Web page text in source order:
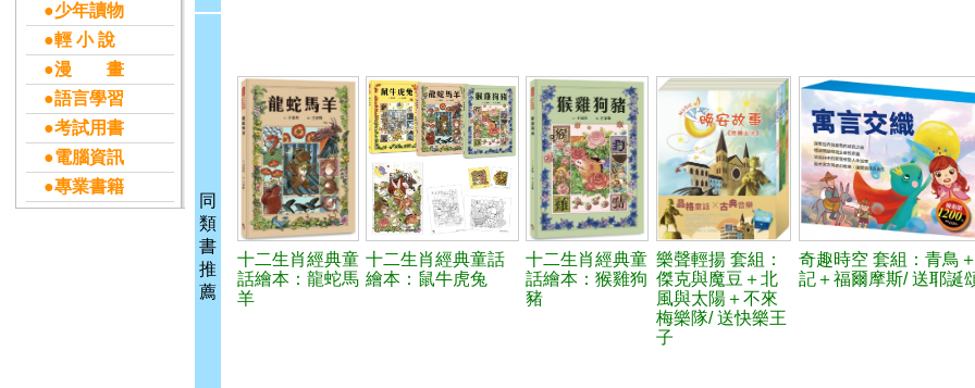
●少年讀物
●輕 小 說
●漫 畫
●語言學習
●考試用書
●電腦資訊
●專業書籍
同
類
書
推
薦
十二生肖經典童
話繪本：龍蛇馬
羊
十二生肖經典童話
繪本：鼠牛虎兔
十二生肖經典童
話繪本：猴雞狗
豬
樂聲輕揚 套組：
傑克與魔豆＋北
風與太陽＋不來
梅樂隊/ 送快樂王
子
奇趣時空 套組：青鳥
記＋福爾摩斯/ 送耶誕